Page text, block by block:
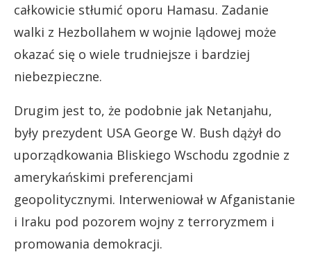
całkowicie stłumić oporu Hamasu. Zadanie
walki z Hezbollahem w wojnie lądowej może
okazać się o wiele trudniejsze i bardziej
niebezpieczne.
Drugim jest to, że podobnie jak Netanjahu,
były prezydent USA George W. Bush dążył do
uporządkowania Bliskiego Wschodu zgodnie z
amerykańskimi preferencjami
geopolitycznymi. Interweniował w Afganistanie
i Iraku pod pozorem wojny z terroryzmem i
promowania demokracji.